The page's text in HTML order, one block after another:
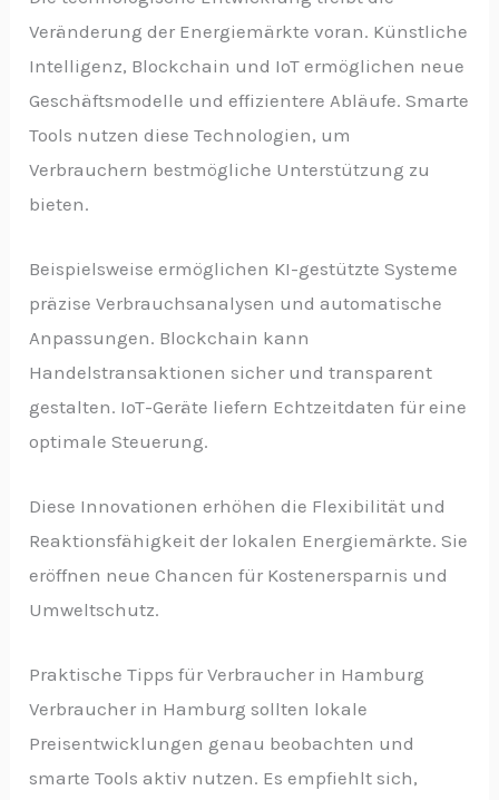
Veränderung der Energiemärkte voran. Künstliche
Intelligenz, Blockchain und IoT ermöglichen neue
Geschäftsmodelle und effizientere Abläufe. Smarte
Tools nutzen diese Technologien, um
Verbrauchern bestmögliche Unterstützung zu
bieten.
Beispielsweise ermöglichen KI-gestützte Systeme
präzise Verbrauchsanalysen und automatische
Anpassungen. Blockchain kann
Handelstransaktionen sicher und transparent
gestalten. IoT-Geräte liefern Echtzeitdaten für eine
optimale Steuerung.
Diese Innovationen erhöhen die Flexibilität und
Reaktionsfähigkeit der lokalen Energiemärkte. Sie
eröffnen neue Chancen für Kostenersparnis und
Umweltschutz.
Praktische Tipps für Verbraucher in Hamburg
Verbraucher in Hamburg sollten lokale
Preisentwicklungen genau beobachten und
smarte Tools aktiv nutzen. Es empfiehlt sich,